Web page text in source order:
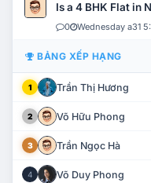
Is a 4 BHK Flat in
0 Wednesday a31
BẢNG XẾP HẠNG
1 Trần Thị Hương
2 Võ Hữu Phong
3 Trần Ngọc Hà
4 Võ Duy Phong